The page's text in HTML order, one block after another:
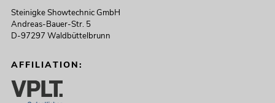
Steinigke Showtechnic GmbH
Andreas-Bauer-Str. 5
D-97297 Waldbüttelbrunn
AFFILIATION: